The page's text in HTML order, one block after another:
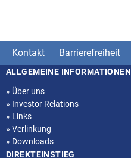
Kontakt Barrierefreiheit
Seitenstruktur
ALLGEMEINE INFORMATIONEN
» Über uns
» Investor Relations
» Links
» Verlinkung
» Downloads
DIREKTEINSTIEG